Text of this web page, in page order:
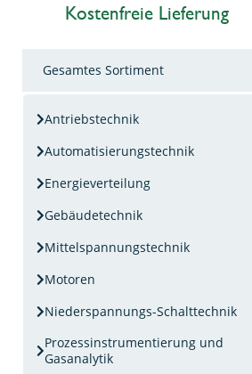
Kostenfreie Lieferung
Gesamtes Sortiment
Antriebstechnik
Automatisierungstechnik
Energieverteilung
Gebäudetechnik
Mittelspannungstechnik
Motoren
Niederspannungs-Schalttechnik
Prozessinstrumentierung und
Gasanalytik